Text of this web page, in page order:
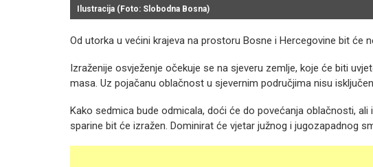
Ilustracija (Foto: Slobodna Bosna)
Od utorka u većini krajeva na prostoru Bosne i Hercegovine bit će
Izraženije osvježenje očekuje se na sjeveru zemlje, koje će biti
masa. Uz pojačanu oblačnost u sjevernim područjima nisu
Kako sedmica bude odmicala, doći će do povećanja oblačnosti,
sparine bit će izražen. Dominirat će vjetar južnog i jugozapadnog